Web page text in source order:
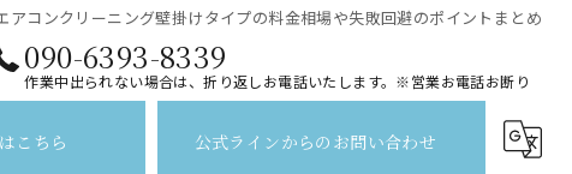
アコンクリーニング壁掛けタイプの料金相場や失敗回避のポイントまとめ
090-6393-8339
作業中出られない場合は、折り返しお電話いたします。※営業お電話お断り
こちら 公式ラインからのお問い合わせ